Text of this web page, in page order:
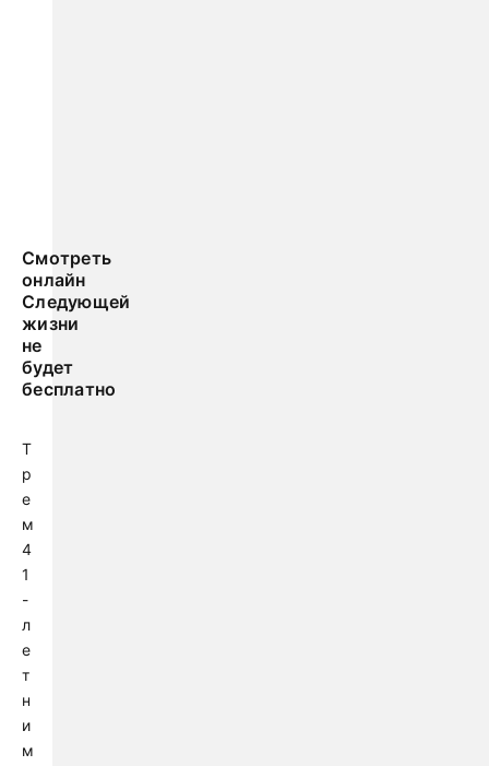
Смотреть
онлайн
Следующей
жизни
не
будет
бесплатно
Т
р
е
м
4
1
-
л
е
т
н
и
м